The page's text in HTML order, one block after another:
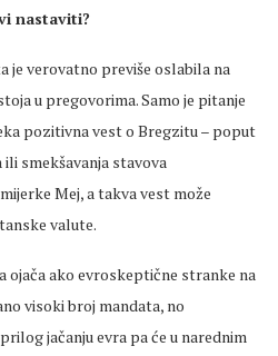
nastaviti?
je verovatno previše oslabila na
u pregovorima. Samo je pitanje
pozitivna vest o Bregzitu – poput
smekšavanja stavova
Mej, a takva vest može
valute.
ojača ako evroskeptične stranke na
visoki broj mandata, no
jačanju evra pa će u narednim